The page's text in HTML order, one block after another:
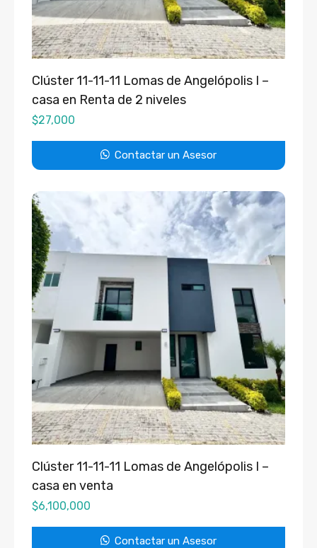
Clúster 11-11-11 Lomas de Angelópolis I –
casa en Renta de 2 niveles
$27,000
Contactar un Asesor
Clúster 11-11-11 Lomas de Angelópolis I –
casa en venta
$6,100,000
Contactar un Asesor